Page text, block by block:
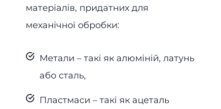
матеріалів, придатних для
механічної обробки:
Метали – такі як алюміній, латунь
або сталь,
Пластмаси – такі як ацеталь